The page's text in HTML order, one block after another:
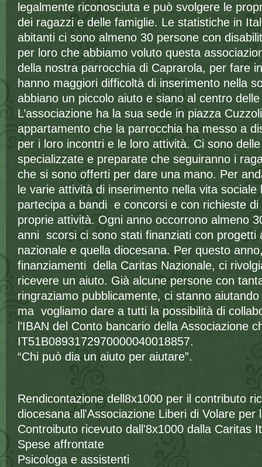
legalmente riconosciuta e può svolgere le
dei ragazzi e delle famiglie. Le statistiche in
abitanti ci sono almeno 30 persone con
per loro che abbiamo voluto questa
della nostra parrocchia di Caprarola, per fare
hanno maggiori difficoltà di inserimento nella
abbiano un piccolo aiuto e siano al centro
L’associazione ha la sua sede in piazza
appartamento che la parrocchia ha messo a
per i loro incontri e le loro attività. Ci sono
specializzate e preparate che seguiranno i
che si sono offerti per dare una mano. Per
le varie attività di inserimento nella vita sociale
partecipa a bandi e concorsi e con richieste
proprie attività. Ogni anno occorrono almeno
anni scorsi ci sono stati finanziati con progetti
nazionale e quella diocesana. Per questo
finanziamenti della Caritas Nazionale, ci
ricevere un aiuto. Già alcune persone con
ringraziamo pubblicamente, ci stanno
ma vogliamo dare a tutti la possibilità di
l’IBAN del Conto bancario della Associazione
IT51B0893172970000040018857.
“Chi può dia un aiuto per aiutare”.
Rendicontazione dell8x1000 per il contributo
diocesana all'Associazione Liberi di Volare per
Controibuto ricevuto dall'8x1000 dalla
Spese affrontate
Psicologa e